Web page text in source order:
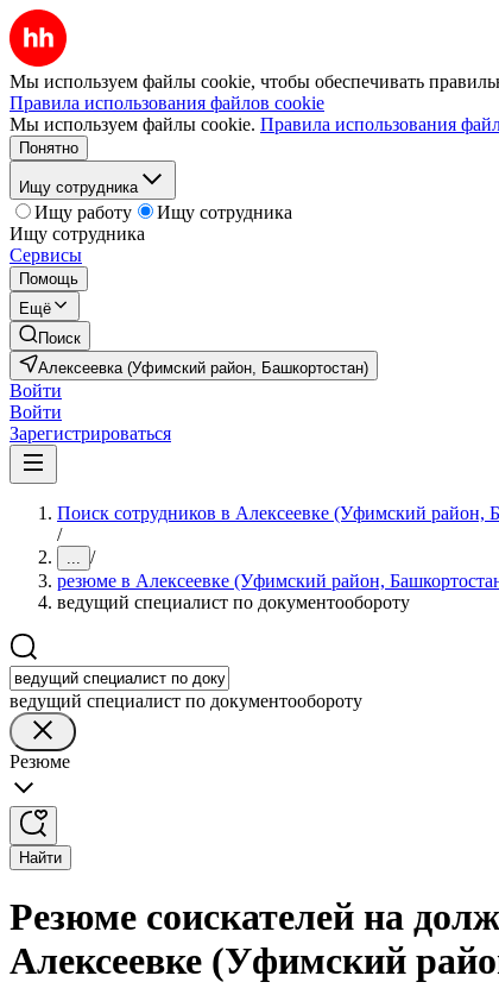
Мы используем файлы cookie, чтобы обеспечивать
Правила использования файлов cookie
Мы используем файлы cookie. Правила использования
Понятно
Ищу сотрудника
Ищу работу
Ищу сотрудника
Ищу сотрудника
Сервисы
Помощь
Ещё
Поиск
Алексеевка (Уфимский район, Башкортостан)
Войти
Войти
Зарегистрироваться
Поиск сотрудников в Алексеевке (Уфимский район,
/
... /
резюме в Алексеевке (Уфимский район,
ведущий специалист по документообороту
ведущий специалист по документообороту
Резюме
Найти
Резюме соискателей на
Алексеевке (Уфимский